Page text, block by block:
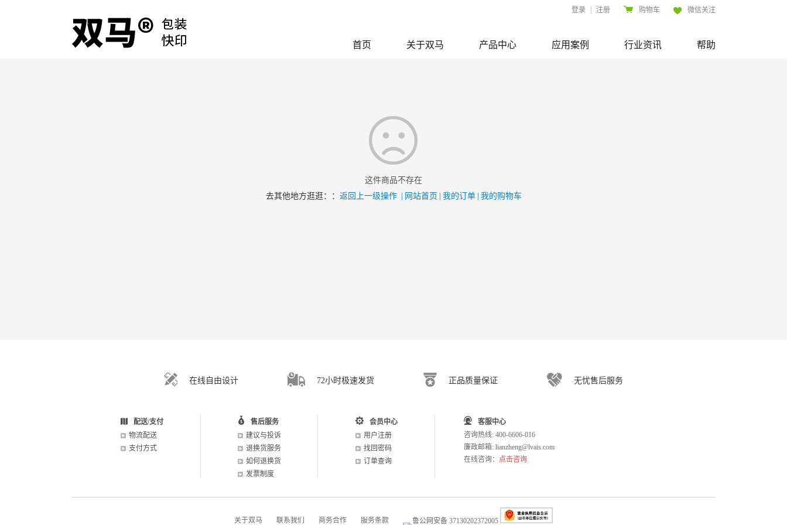
登录 注册 购物车 微信关注
首页 关于双马 产品中心 应用案例 行业资讯 帮助
这件商品不存在
去其他地方逛逛：： 返回上一级操作 网站首页 我的订单 我的购物车
在线自由设计 72小时极速发货 正品质量保证 无忧售后服务
配送/支付
物流配送
支付方式
售后服务
建议与投诉
退换货服务
如何退换货
发票制度
会员中心
用户注册
找回密码
订单查询
客服中心
咨询热线: 400-6606-016
廉政邮箱: lianzheng@lvais.com
在线咨询： 点击咨询
关于双马 联系我们 商务合作 服务条款 鲁公网安备 37130202372005